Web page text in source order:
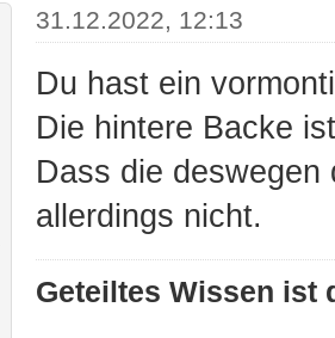
31.12.2022, 12:13
Du hast ein
Die hintere Backe
Dass die deswegen
allerdings nicht.
Geteiltes Wissen ist